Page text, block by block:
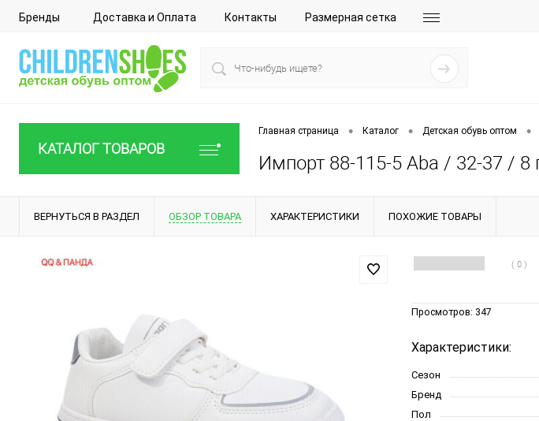
Бренды Доставка и Оплата Контакты Размерная сетка
КАТАЛОГ ТОВАРОВ
Главная страница • Каталог • Детская обувь оптом •
Импорт 88-115-5 Aba / 32-37 /
ВЕРНУТЬСЯ В РАЗДЕЛ ОБЗОР ТОВАРА ХАРАКТЕРИСТИКИ ПОХОЖИЕ ТОВАРЫ
( 0 )
Просмотров: 347
Характеристики:
Сезон
Бренд
Пол